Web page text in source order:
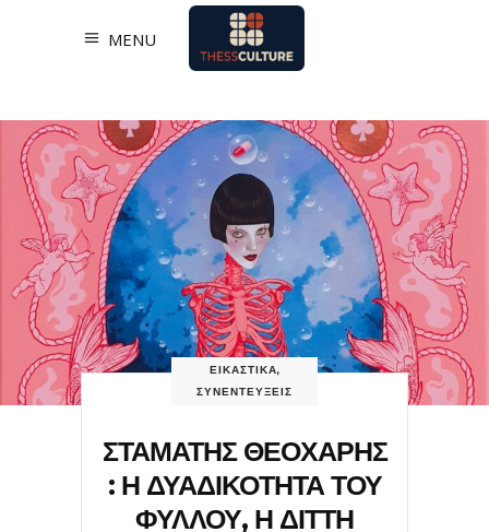
MENU
ΕΙΚΑΣΤΙΚΑ,
ΣΥΝΕΝΤΕΥΞΕΙΣ
ΣΤΑΜΑΤΗΣ ΘΕΟΧΑΡΗΣ
: Η ΔΥΑΔΙΚΟΤΗΤΑ ΤΟΥ
ΦΥΛΛΟΥ, Η ΔΙΤΤΗ